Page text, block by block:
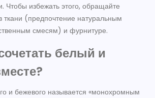
Чтобы избежать этого, обращайте
ткани (предпочтение натуральным
смесям) и фурнитуре.
белый и
и бежевого называется «монохромным